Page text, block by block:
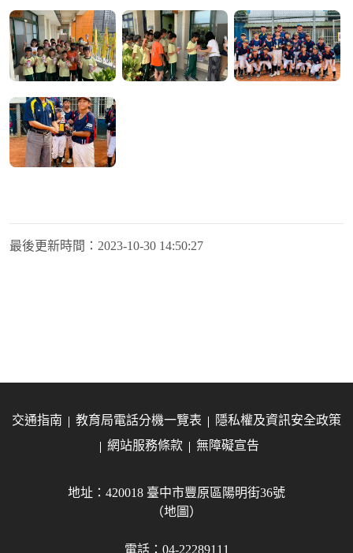
最後更新時間： 2023-10-30 14:50:27
交通指南 教育局電話分機一覽表
隱私權及資訊安全政策
網站服務條款
無障礙宣告
地址：420018 臺中市豐原區陽明街36號
（地圖）
電話：04-22289111